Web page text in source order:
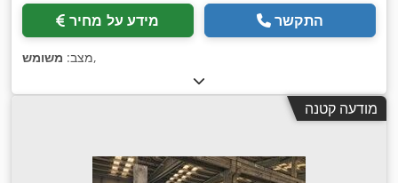
מידע על מחיר התקשר
מצב: משומש ,
מודעה קטנה